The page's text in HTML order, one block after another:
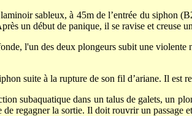
sableux, à 45m de l’entrée du siphon
un début de panique, il se ravise et creuse
l'un des deux plongeurs subit une
suite à la rupture de son fil d’ariane. Il est
subaquatique dans un talus de galets, un
regagner la sortie. Il doit rouvrir un passage